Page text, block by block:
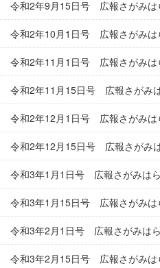
令和2年9月15日号 広報さがみは
令和2年10月1日号 広報さがみは
令和2年11月1日号 広報さがみは
令和2年11月15日号 広報さがみ
令和2年12月1日号 広報さがみは
令和2年12月15日号 広報さがみ
令和3年1月1日号 広報さがみはら
令和3年1月15日号 広報さがみは
令和3年2月1日号 広報さがみはら
令和3年2月15日号 広報さがみは